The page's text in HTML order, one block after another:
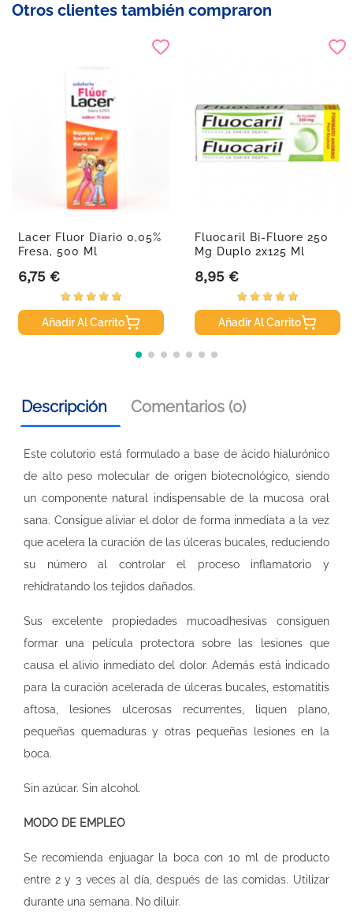
Otros clientes también compraron
Lacer Fluor Diario 0,05%
Fresa, 500 Ml
Precio
6,75 €
Añadir Al Carrito
Fluocaril Bi-Fluore 250
Mg Duplo 2x125 Ml
Precio
8,95 €
Añadir Al Carrito
Descripción Comentarios (0)
Este colutorio está formulado a base de ácido hialurónico
de alto peso molecular de origen biotecnológico, siendo
un componente natural indispensable de la mucosa oral
sana. Consigue aliviar el dolor de forma inmediata a la vez
que acelera la curación de las úlceras bucales, reduciendo
su número al controlar el proceso inflamatorio y
rehidratando los tejidos dañados.
Sus excelente propiedades mucoadhesivas consiguen
formar una película protectora sobre las lesiones que
causa el alivio inmediato del dolor. Además está indicado
para la curación acelerada de úlceras bucales, estomatitis
aftosa, lesiones ulcerosas recurrentes, liquen plano,
pequeñas quemaduras y otras pequeñas lesiones en la
boca.
Sin azúcar. Sin alcohol.
MODO DE EMPLEO
Se recomienda enjuagar la boca con 10 ml de producto
entre 2 y 3 veces al día, después de las comidas. Utilizar
durante una semana. No diluir.